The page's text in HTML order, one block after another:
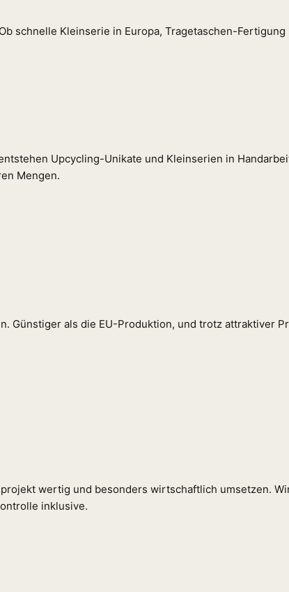
schnelle Kleinserie in Europa, Tragetaschen-
Upcycling-Unikate und Kleinserien in
Mengen.
Günstiger als die EU-Produktion, und trotz attraktiver
wertig und besonders wirtschaftlich umsetzen.
inklusive.